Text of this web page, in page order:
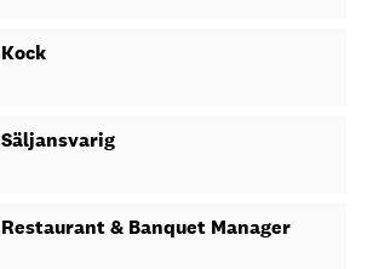
Kock
Säljansvarig
Restaurant & Banquet Manager